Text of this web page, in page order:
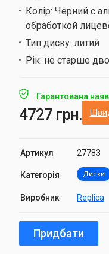
Колір: Черний с
обработкой
Тип диску: литий
Рік: не старше
Гарантована
4727 грн.
Артикул 27783
Категорія Диски
Виробник Replica
Придбати